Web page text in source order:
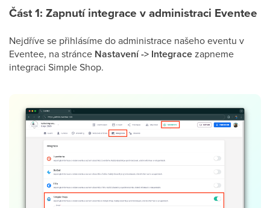
Část 1: Zapnutí integrace v administraci Eventee
Nejdříve se přihlásíme do administrace našeho eventu v
Eventee, na stránce Nastavení -> Integracezapneme
integraci Simple Shop.